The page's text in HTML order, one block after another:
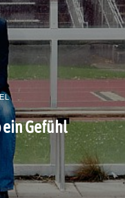
ein Gefühl